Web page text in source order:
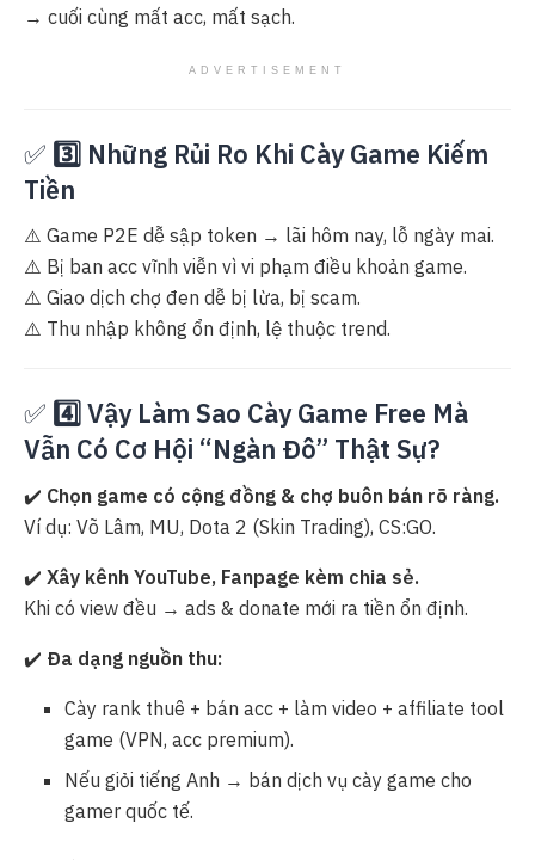
→ cuối cùng mất acc, mất sạch.
ADVERTISEMENT
✅ 3️⃣ Những Rủi Ro Khi Cày Game Kiếm
Tiền
⚠️ Game P2E dễ sập token → lãi hôm nay, lỗ ngày mai.
⚠️ Bị ban acc vĩnh viễn vì vi phạm điều khoản game.
⚠️ Giao dịch chợ đen dễ bị lừa, bị scam.
⚠️ Thu nhập không ổn định, lệ thuộc trend.
✅ 4️⃣ Vậy Làm Sao Cày Game Free Mà
Vẫn Có Cơ Hội “Ngàn Đô” Thật Sự?
✔️ Chọn game có cộng đồng & chợ buôn bán rõ ràng.
Ví dụ: Võ Lâm, MU, Dota 2 (Skin Trading), CS:GO.
✔️ Xây kênh YouTube, Fanpage kèm chia sẻ.
Khi có view đều → ads & donate mới ra tiền ổn định.
✔️ Đa dạng nguồn thu:
Cày rank thuê + bán acc + làm video + affiliate tool
game (VPN, acc premium).
Nếu giỏi tiếng Anh → bán dịch vụ cày game cho
gamer quốc tế.